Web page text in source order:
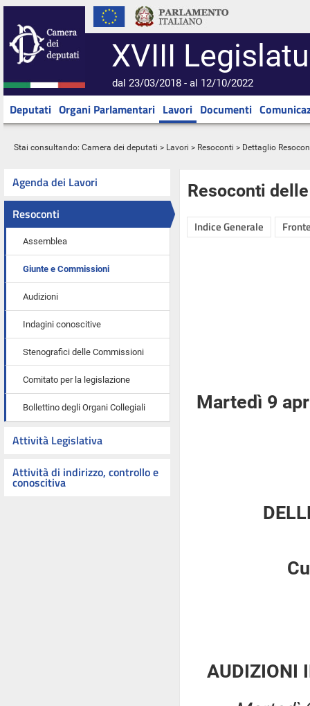
XVIII
dal 23/03/2018 - al 12/10/2022
Deputati Organi Parlamentari Lavori Documenti
Stai consultando: Camera dei deputati > Lavori > Resoconti > Dettaglio
Agenda dei Lavori
Resoconti
Assemblea
Giunte e Commissioni
Audizioni
Indagini conoscitive
Stenografici delle Commissioni
Comitato per la legislazione
Bollettino degli Organi Collegiali
Attività Legislativa
Attività di indirizzo, controllo e
conoscitiva
Resoconti
Indice Generale
Martedì 9
AUDIZIONI